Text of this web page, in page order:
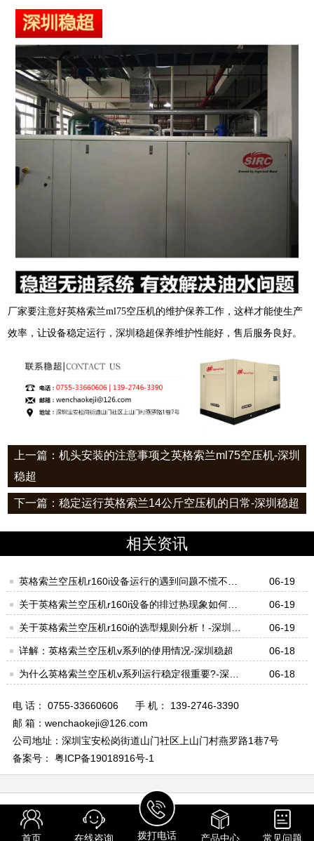
厂家要注意好英格索兰ml75空压机的维护保养工作，这样才能使生产
效率，让设备稳定运行，深圳稳超保养维护性能好，售后服务良好。
上一篇：机头安装的注意事项之英格索兰ml75空压机-深圳
稳超
下一篇：稳定运行英格索兰14公斤空压机的日常-深圳稳超
相关资讯
英格索兰空压机r160i设备运行的遇到问题不慌不忙
才对！-深圳稳超
06-19
关于英格索兰空压机r160i设备的排过热现象如何处
理好？-深圳稳超
06-19
关于英格索兰空压机r160i的选型规则分析！-深圳稳
超
06-19
详解：英格索兰空压机v系列的使用情况-深圳稳超 06-18
为什么英格索兰空压机v系列运行稳定很重要?-深圳
06-18
电 话： 0755-33660606
手 机： 139-2746-3390
邮 箱：wenchaokeji@126.com
公司地址：深圳宝安松岗街道山门社区上山门村燕罗路1巷7号
备案号： 粤ICP备19018916号-1
首页 在线咨询 拨打电话 产品中心 常见问题